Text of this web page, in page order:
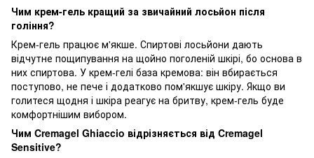
Чим крем-гель кращий за звичайний лосьйон після
гоління?
Крем-гель працює м'якше. Спиртові лосьйони дають
відчутне пощипування на щойно поголеній шкірі, бо основа в
них спиртова. У крем-гелі база кремова: він вбирається
поступово, не пече і додатково пом'якшує шкіру. Якщо ви
голитеся щодня і шкіра реагує на бритву, крем-гель буде
комфортнішим вибором.
Чим Cremagel Ghiaccio відрізняється від Cremagel
Sensitive?